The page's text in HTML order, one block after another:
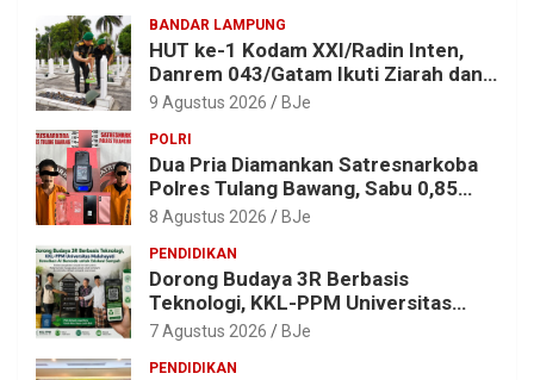
BANDAR LAMPUNG
HUT ke-1 Kodam XXI/Radin Inten,
Danrem 043/Gatam Ikuti Ziarah dan
Bakti Kesehatan
9 Agustus 2026 BJe
POLRI
Dua Pria Diamankan Satresnarkoba
Polres Tulang Bawang, Sabu 0,85
Gram dan Alat Hisap Disita
8 Agustus 2026 BJe
PENDIDIKAN
Dorong Budaya 3R Berbasis
Teknologi, KKL-PPM Universitas
Malahayati Kenalkan AI Barcode
7 Agustus 2026 BJe
PENDIDIKAN